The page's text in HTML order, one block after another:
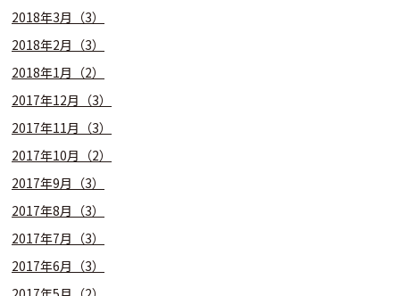
2018年3月（3）
2018年2月（3）
2018年1月（2）
2017年12月（3）
2017年11月（3）
2017年10月（2）
2017年9月（3）
2017年8月（3）
2017年7月（3）
2017年6月（3）